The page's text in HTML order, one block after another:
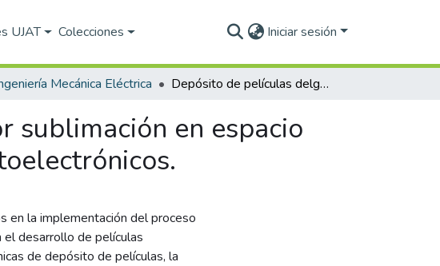
UJAT Colecciones Iniciar sesión
Mecánica Eléctrica Depósito de películas delgadas de Sb2S3 por sublimación en espacio cercano para aplicaciones en dispositivos optoelectrónicos.
sublimación en espacio
en la implementación del proceso
el desarrollo de películas
de depósito de películas, la